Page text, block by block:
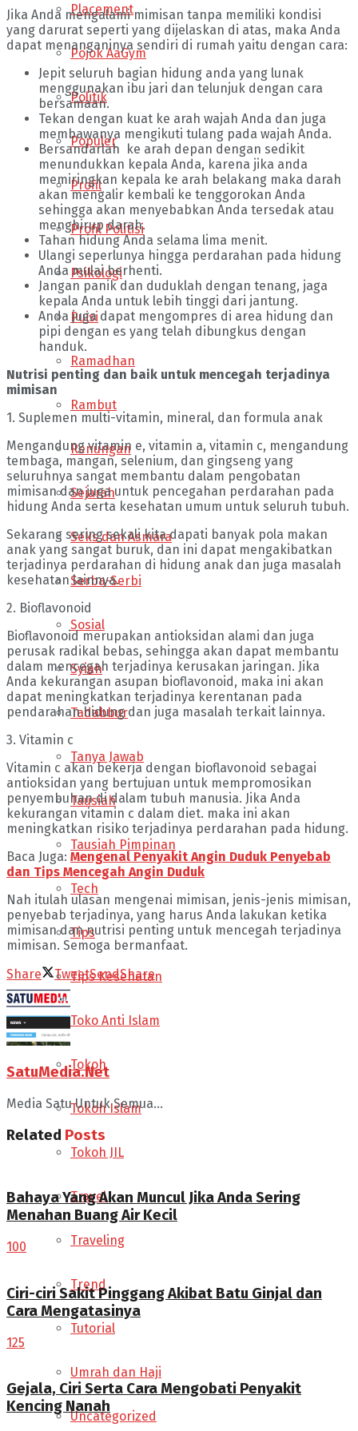
Placement
Pojok AaGym
Politik
Populer
Profil
Profil Politisi
Psikologi
Puisi
Ramadhan
Rambut
Renungan
Sejarah
Seks dan Asmara
Serba-Serbi
Sosial
Syiah
Tadabbur
Tanya Jawab
Tausiah
Tausiah Pimpinan
Tech
Tips
Tips Kesehatan
Toko Anti Islam
Tokoh
Tokoh Islam
Tokoh JIL
Travel
Traveling
Trend
Tutorial
Umrah dan Haji
Uncategorized
Jika Anda mengalami mimisan tanpa memiliki kondisi
yang darurat seperti yang dijelaskan di atas, maka Anda
dapat menanganinya sendiri di rumah yaitu dengan cara:
Jepit seluruh bagian hidung anda yang lunak
menggunakan ibu jari dan telunjuk dengan cara
bersamaan.
Tekan dengan kuat ke arah wajah Anda dan juga
membawanya mengikuti tulang pada wajah Anda.
Bersandarlah ke arah depan dengan sedikit
menundukkan kepala Anda, karena jika anda
memiringkan kepala ke arah belakang maka darah
akan mengalir kembali ke tenggorokan Anda
sehingga akan menyebabkan Anda tersedak atau
menghirup darah.
Tahan hidung Anda selama lima menit.
Ulangi seperlunya hingga perdarahan pada hidung
Anda mulai berhenti.
Jangan panik dan duduklah dengan tenang, jaga
kepala Anda untuk lebih tinggi dari jantung.
Anda juga dapat mengompres di area hidung dan
pipi dengan es yang telah dibungkus dengan
handuk.
Nutrisi penting dan baik untuk mencegah terjadinya
mimisan
1. Suplemen multi-vitamin, mineral, dan formula anak
Mengandung vitamin e, vitamin a, vitamin c, mengandung
tembaga, mangan, selenium, dan gingseng yang
seluruhnya sangat membantu dalam pengobatan
mimisan dan juga untuk pencegahan perdarahan pada
hidung Anda serta kesehatan umum untuk seluruh tubuh.
Sekarang sering sekali kita dapati banyak pola makan
anak yang sangat buruk, dan ini dapat mengakibatkan
terjadinya perdarahan di hidung anak dan juga masalah
kesehatan lainnya.
2. Bioflavonoid
Bioflavonoid merupakan antioksidan alami dan juga
perusak radikal bebas, sehingga akan dapat membantu
dalam mencegah terjadinya kerusakan jaringan. Jika
Anda kekurangan asupan bioflavonoid, maka ini akan
dapat meningkatkan terjadinya kerentanan pada
pendarahan hidung dan juga masalah terkait lainnya.
3. Vitamin c
Vitamin c akan bekerja dengan bioflavonoid sebagai
antioksidan yang bertujuan untuk mempromosikan
penyembuhan di dalam tubuh manusia. Jika Anda
kekurangan vitamin c dalam diet. maka ini akan
meningkatkan risiko terjadinya perdarahan pada hidung.
Baca Juga: Mengenal Penyakit Angin Duduk Penyebab
dan Tips Mencegah Angin Duduk
Nah itulah ulasan mengenai mimisan, jenis-jenis mimisan,
penyebab terjadinya, yang harus Anda lakukan ketika
mimisan dan nutrisi penting untuk mencegah terjadinya
mimisan. Semoga bermanfaat.
Share
TweetSendShare
SatuMedia.Net
Media Satu Untuk Semua...
Related Posts
Bahaya Yang Akan Muncul Jika Anda Sering
Menahan Buang Air Kecil
100
Ciri-ciri Sakit Pinggang Akibat Batu Ginjal dan
Cara Mengatasinya
125
Gejala, Ciri Serta Cara Mengobati Penyakit
Kencing Nanah